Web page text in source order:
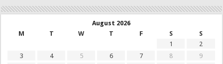
August 2026
M
T W T F S
S
1
2
3
4 5 6 7 8 9